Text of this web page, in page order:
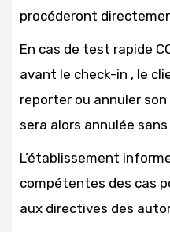
procéderont
En cas de test rapide
avant le check-in , le
reporter ou annuler
sera alors annulée
L’établissement
compétentes des cas
aux directives des